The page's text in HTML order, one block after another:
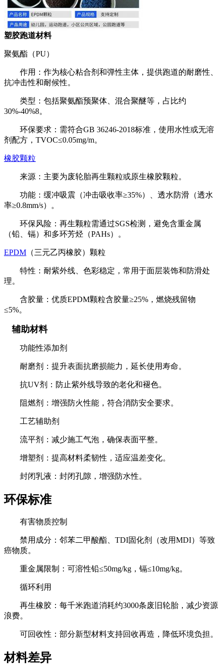
塑胶跑道材料
聚氨酯（PU）
作用：作为核心粘合剂和弹性主体，提供跑道的耐磨性、
抗冲击性和耐候性。
类型：包括聚氨酯预聚体、混合聚醚等，占比约
30%-40%8。
环保要求：需符合GB 36246-2018标准，使用水性或无溶
剂配方，TVOC≤0.05mg/m。
橡胶颗粒
来源：主要为废轮胎再生颗粒或原生橡胶颗粒。
功能：缓冲吸震（冲击吸收率≥35%）、透水防滑（透水
率≥0.8mm/s）。
环保风险：再生颗粒需通过SGS检测，避免含重金属
（铅、镉）和多环芳烃（PAHs）。
EPDM （三元乙丙橡胶）颗粒
特性：耐紫外线、色彩稳定，常用于面层装饰和防滑处
理。
含胶量：优质EPDM颗粒含胶量≥25%，燃烧残留物
≤5%。
辅助材料
功能性添加剂
耐磨剂：提升表面抗磨损能力，延长使用寿命。
抗UV剂：防止紫外线导致的老化和褪色。
阻燃剂：增强防火性能，符合消防安全要求。
工艺辅助剂
流平剂：减少施工气泡，确保表面平整。
增塑剂：提高材料柔韧性，适应温差变化。
封闭乳液：封闭孔隙，增强防水性。
环保标准
有害物质控制
禁用成分：邻苯二甲酸酯、TDI固化剂（改用MDI）等致
癌物质。
重金属限制：可溶性铅≤50mg/kg，镉≤10mg/kg。
循环利用
再生橡胶：每千米跑道消耗约3000条废旧轮胎，减少资源
浪费。
可回收性：部分新型材料支持回收再造，降低环境负担。
材料差异